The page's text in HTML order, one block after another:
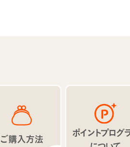
ご購入方法
ポイントプログ